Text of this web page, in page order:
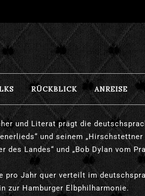
RÜCKBLICK ANREISE
und Literat prägt die
und seinem „Hirschstettner
des Landes“ und „Bob Dylan vom
pro Jahr quer verteilt im
zur Hamburger Elbphilharmonie.